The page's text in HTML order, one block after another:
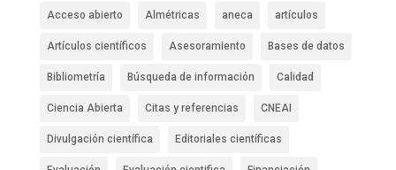
Acceso abierto Almétricas aneca artículos
Artículos científicos Asesoramiento Bases de datos
Bibliometría Búsqueda de información Calidad
Ciencia Abierta Citas y referencias CNEAI
Divulgación científica Editoriales científicas